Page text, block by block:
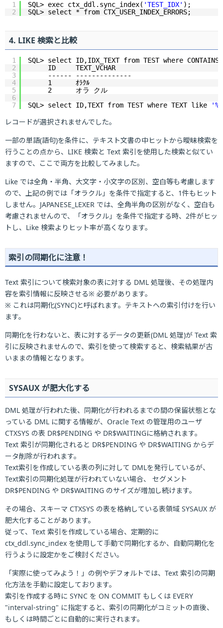
1
2
SQL> exec ctx_ddl.sync_index( 'TEST_IDX' );
SQL> select * from CTX_USER_INDEX_ERRORS;
4. LIKE 検索と比較
1
2
3
4
5
6
7
SQL> select ID,IDX_TEXT from TEST where
ID     TEXT_VCHAR
------ --------------
1      ｵﾗｸﾙ
2      オラ クル
SQL> select ID,TEXT from TEST where TEXT like
'%
レコードが選択されませんでした。
一部の単語(語句)を条件に、テキスト文書の中ヒットから曖昧検索を
行うことの点から、LIKE 検索と Text 索引を使用した検索と似てい
ますので、ここで両方を比較してみました。
Like では全角・半角、大文字・小文字の区別、空白等も考慮します
ので、上記の例では「オラクル」を条件で指定すると、1件もヒット
しません。JAPANESE_LEXER では、全角半角の区別がなく、空白も
考慮されませんので、「オラクル」を条件で指定する時、2件がヒッ
トし、Like 検索よりヒット率が高くなります。
索引の同期化に注意！
Text 索引について検索対象の表に対する DML 処理後、その処理内
容を索引情報に反映させる※ 必要があります。
※ これは同期化(SYNC)と呼ばれます。テキストへの索引付けを行い
ます。
同期化を行わないと、表に対するデータの更新(DML 処理)が Text 索
引に反映されませんので、索引を使って検索すると、検索結果が古
いままの情報となります。
SYSAUX が肥大化する
DML 処理が行われた後、同期化が行われるまでの間の保留状態とな
っている DML に関する情報が、Oracle Text の管理用のユーザ
CTXSYS の表 DR$PENDING や DR$WAITINGに格納されます。
Text 索引が同期化されると DR$PENDING や DR$WAITING からデ
ータ削除が行われます。
Text索引を作成している表の列に対して DMLを発行しているが、
Text索引の同期化処理が行われていない場合、 セグメント
DR$PENDING や DR$WAITING のサイズが増加し続けます。
その場合、スキーマ CTXSYS の表を格納している表領域 SYSAUX が
肥大化することがあります。
従って、Text 索引を作成している場合、定期的に
ctx_ddl.sync_index を使用して手動で同期化するか、自動同期化を
行うように設定かをご検討ください。
「実際に使ってみよう！」の例やデフォルトでは、Text 索引の同期
化方法を手動に設定しております。
索引を作成する時に SYNC を ON COMMIT もしくは EVERY
"interval-string" に指定すると、索引の同期化がコミットの直後、
もしくは時間ごとに自動的に実行されます。